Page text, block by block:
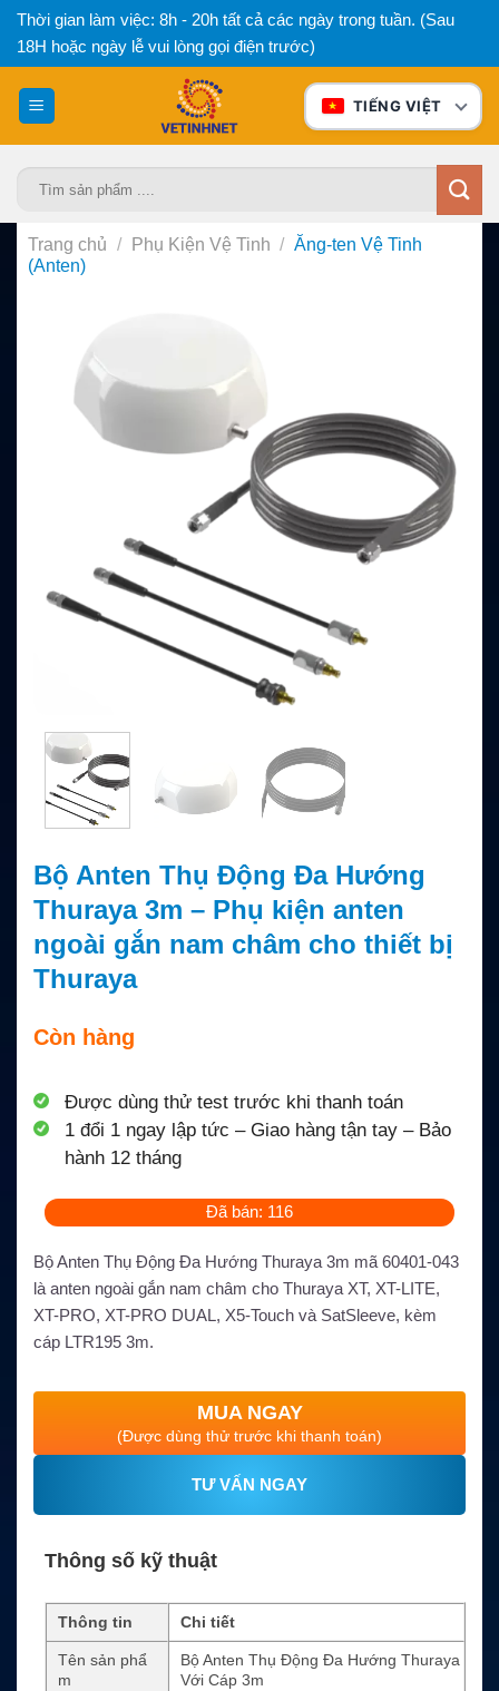
Bỏ
qua
nội
dung
Thời gian làm việc: 8h - 20h tất cả các ngày trong tuần. (Sau
18H hoặc ngày lễ vui lòng gọi điện trước)
TIẾNG VIỆT
Trang chủ / Phụ Kiện Vệ Tinh / Ăng-ten Vệ Tinh
(Anten)
Bộ Anten Thụ Động Đa Hướng
Thuraya 3m – Phụ kiện anten
ngoài gắn nam châm cho thiết bị
Thuraya
Còn hàng
Được dùng thử test trước khi thanh toán
1 đổi 1 ngay lập tức – Giao hàng tận tay – Bảo
hành 12 tháng
Đã bán: 116
Bộ Anten Thụ Động Đa Hướng Thuraya 3m mã 60401-043
là anten ngoài gắn nam châm cho Thuraya XT, XT-LITE,
XT-PRO, XT-PRO DUAL, X5-Touch và SatSleeve, kèm
cáp LTR195 3m.
MUA NGAY
(Được dùng thử trước khi thanh toán)
TƯ VẤN NGAY
Thông số kỹ thuật
Thông tin Chi tiết
Tên sản phẩ
m
Bộ Anten Thụ Động Đa Hướng Thuraya
Với Cáp 3m